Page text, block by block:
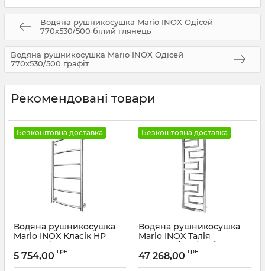
Водяна рушникосушка Mario INOX Одісей
770х530/500 білий глянець
Водяна рушникосушка Mario INOX Одісей
770х530/500 графіт
Рекомендовані товари
Безкоштовна доставка
Водяна рушникосушка
Mario INOX Класік HP
770х430/400
Артикул:1.8.044570.P
5 754,00 грн
Безкоштовна доставка
Водяна рушникосушка
Mario INOX Талія
1500х540/500/50 білий
глянець
Артикул:1.7.044614.P-WG
47 268,00 грн